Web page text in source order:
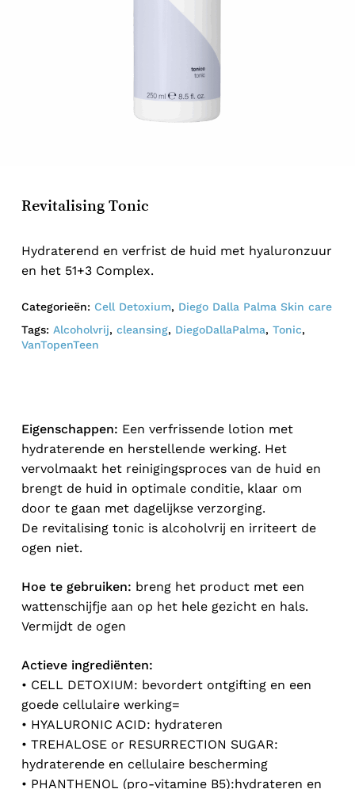
Revitalising Tonic
Hydraterend en verfrist de huid met hyaluronzuur
en het 51+3 Complex.
Categorieën: Cell Detoxium, Diego Dalla Palma Skin care
Tags: Alcoholvrij, cleansing, DiegoDallaPalma, Tonic,
VanTopenTeen
Eigenschappen: Een verfrissende lotion met
hydraterende en herstellende werking. Het
vervolmaakt het reinigingsproces van de huid en
brengt de huid in optimale conditie, klaar om
door te gaan met dagelijkse verzorging.
De revitalising tonic is alcoholvrij en irriteert de
ogen niet.
Hoe te gebruiken: breng het product met een
wattenschijfje aan op het hele gezicht en hals.
Vermijdt de ogen
Actieve ingrediënten:
• CELL DETOXIUM: bevordert ontgifting en een
goede cellulaire werking=
• HYALURONIC ACID: hydrateren
• TREHALOSE or RESURRECTION SUGAR:
hydraterende en cellulaire bescherming
• PHANTHENOL (pro-vitamine B5):hydrateren en